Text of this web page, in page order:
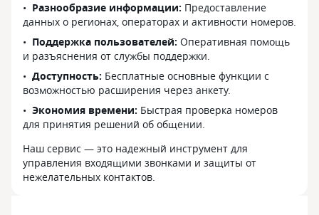
Разнообразие информации: Предоставление
данных о регионах, операторах и активности номеров.
Поддержка пользователей: Оперативная помощь
и разъяснения от службы поддержки.
Доступность: Бесплатные основные функции с
возможностью расширения через анкету.
Экономия времени: Быстрая проверка номеров
для принятия решений об общении.
Наш сервис — это надежный инструмент для
управления входящими звонками и защиты от
нежелательных контактов.